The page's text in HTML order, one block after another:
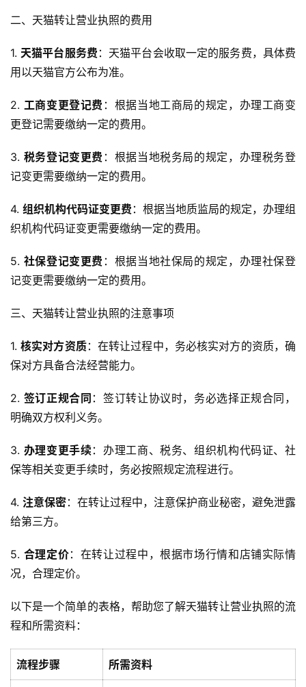
二、天猫转让营业执照的费用
1. 天猫平台服务费 ：天猫平台会收取一定的服务费，具体费
用以天猫官方公布为准。
2. 工商变更登记费 ：根据当地工商局的规定，办理工商变
更登记需要缴纳一定的费用。
3. 税务登记变更费 ：根据当地税务局的规定，办理税务登
记变更需要缴纳一定的费用。
4. 组织机构代码证变更费 ：根据当地质监局的规定，办理组
织机构代码证变更需要缴纳一定的费用。
5. 社保登记变更费 ：根据当地社保局的规定，办理社保登
记变更需要缴纳一定的费用。
三、天猫转让营业执照的注意事项
1. 核实对方资质：在转让过程中，务必核实对方的资质，确
保对方具备合法经营能力。
2. 签订正规合同 ：签订转让协议时，务必选择正规合同，
明确双方权利义务。
3. 办理变更手续：办理工商、税务、组织机构代码证、社
保等相关变更手续时，务必按照规定流程进行。
4. 注意保密：在转让过程中，注意保护商业秘密，避免泄露
给第三方。
5. 合理定价：在转让过程中，根据市场行情和店铺实际情
况，合理定价。
以下是一个简单的表格，帮助您了解天猫转让营业执照的流
程和所需资料：
流程步骤 所需资料